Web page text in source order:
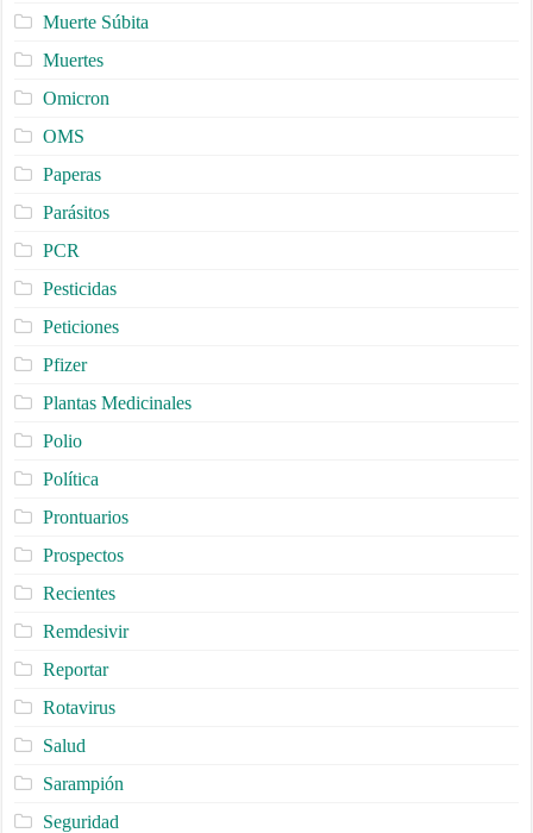
Muerte Súbita
Muertes
Omicron
OMS
Paperas
Parásitos
PCR
Pesticidas
Peticiones
Pfizer
Plantas Medicinales
Polio
Política
Prontuarios
Prospectos
Recientes
Remdesivir
Reportar
Rotavirus
Salud
Sarampión
Seguridad